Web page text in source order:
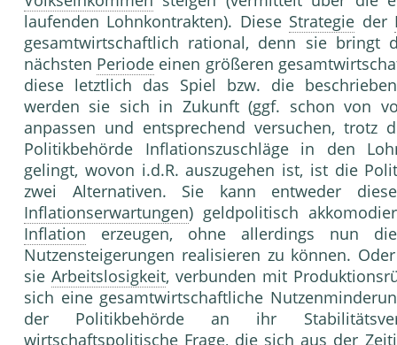
laufenden Lohnkontrakten). Diese Strategie der
gesamtwirtschaftlich rational, denn sie bringt
nächsten Periode einen größeren
diese letztlich das Spiel bzw. die
werden sie sich in Zukunft (ggf. schon von
anpassen und entsprechend versuchen, trotz
Politikbehörde Inflationszuschläge in den
gelingt, wovon i.d.R. auszugehen ist, ist die
zwei Alternativen. Sie kann entweder
Inflationserwartungen) geldpolitisch
Inflation erzeugen, ohne allerdings nun
Nutzensteigerungen realisieren zu können.
sie Arbeitslosigkeit, verbunden mit
sich eine gesamtwirtschaftliche
der Politikbehörde an ihr
wirtschaftspolitische Frage, die sich aus der